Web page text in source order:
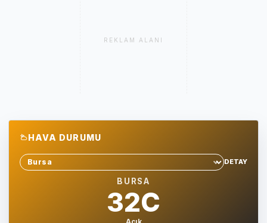
REKLAM ALANI
HAVA DURUMU
Sehir sec
DETAY
BURSA
32C